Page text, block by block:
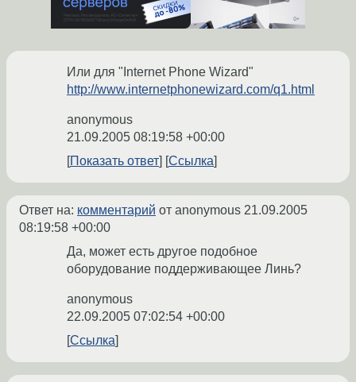
Или для "Internet Phone Wizard"
http://www.internetphonewizard.com/q1.html
anonymous
21.09.2005 08:19:58 +00:00
Показать ответ
Ссылка
Ответ на: комментарий от anonymous 21.09.2005
08:19:58 +00:00
Да, может есть другое подобное
оборудование поддерживающее Линь?
anonymous
22.09.2005 07:02:54 +00:00
Ссылка